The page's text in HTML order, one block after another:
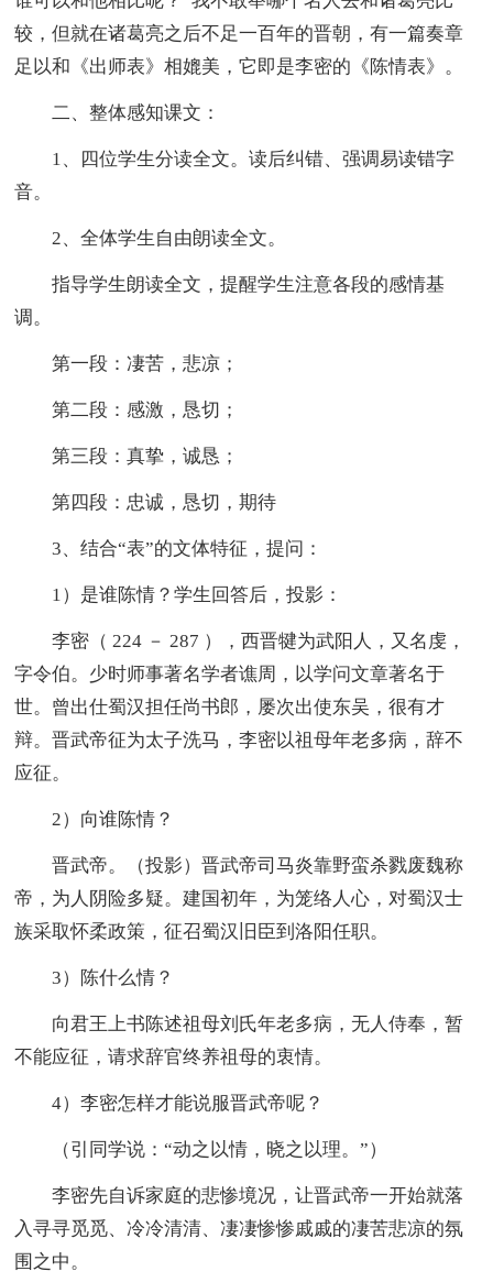
较，但就在诸葛亮之后不足一百年的晋朝，有一篇奏章
足以和《出师表》相媲美，它即是李密的《陈情表》。
二、整体感知课文：
1、四位学生分读全文。读后纠错、强调易读错字
音。
2、全体学生自由朗读全文。
指导学生朗读全文，提醒学生注意各段的感情基
调。
第一段：凄苦，悲凉；
第二段：感激，恳切；
第三段：真挚，诚恳；
第四段：忠诚，恳切，期待
3、结合“表”的文体特征，提问：
1）是谁陈情？学生回答后，投影：
李密（ 224 － 287 ），西晋犍为武阳人，又名虔，
字令伯。少时师事著名学者谯周，以学问文章著名于
世。曾出仕蜀汉担任尚书郎，屡次出使东吴，很有才
辩。晋武帝征为太子洗马，李密以祖母年老多病，辞不
应征。
2）向谁陈情？
晋武帝。（投影）晋武帝司马炎靠野蛮杀戮废魏称
帝，为人阴险多疑。建国初年，为笼络人心，对蜀汉士
族采取怀柔政策，征召蜀汉旧臣到洛阳任职。
3）陈什么情？
向君王上书陈述祖母刘氏年老多病，无人侍奉，暂
不能应征，请求辞官终养祖母的衷情。
4）李密怎样才能说服晋武帝呢？
（引同学说：“动之以情，晓之以理。”）
李密先自诉家庭的悲惨境况，让晋武帝一开始就落
入寻寻觅觅、冷冷清清、凄凄惨惨戚戚的凄苦悲凉的氛
围之中。